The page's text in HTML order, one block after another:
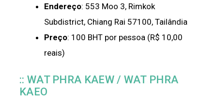
Endereço: 553 Moo 3, Rimkok
Subdistrict, Chiang Rai 57100, Tailândia
Preço: 100 BHT por pessoa (R$ 10,00
reais)
:: WAT PHRA KAEW / WAT PHRA
KAEO